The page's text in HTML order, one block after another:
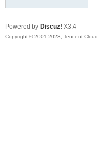
Bo
Powered by Discuz! X3.4
Copyright © 2001-2023, Tencent Cloud.